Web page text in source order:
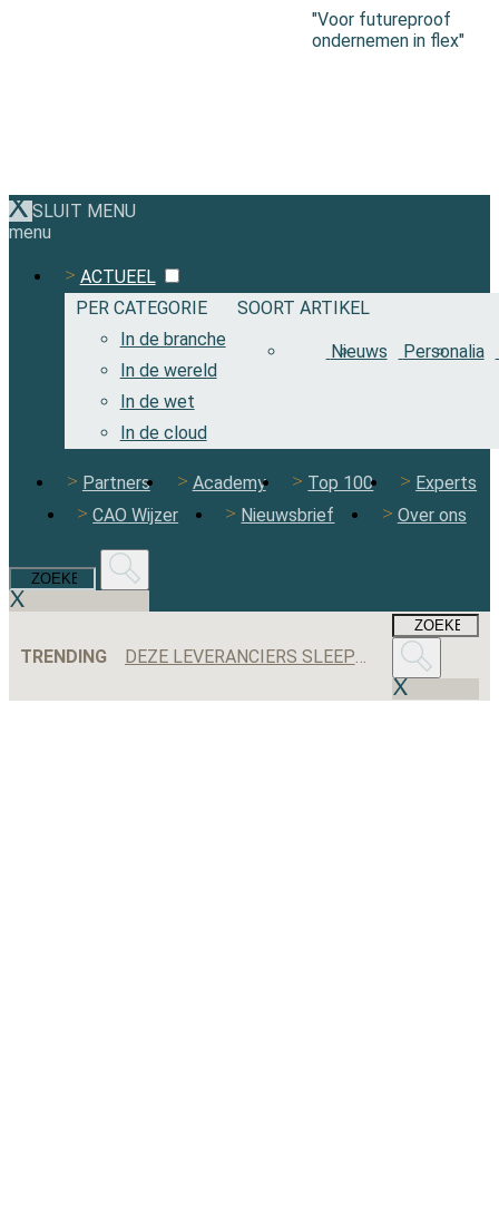
"Voor futureproof
ondernemen in flex"
SLUIT MENU
menu
ACTUEEL
PER CATEGORIE
In de branche
In de wereld
In de wet
In de cloud
SOORT ARTIKEL
Nieuws Personalia
Partners Academy Top 100
Experts
CAO Wijzer
Nieuwsbrief Over ons
TRENDING DEZE LEVERANCIERS SLEEPTEN DE MEESTE AANBESTEDINGEN BINNEN IN 2025